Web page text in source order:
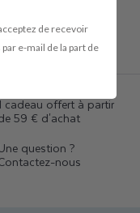
cadeau offert à partir
59 € d'achat
question ?
nous
de recevoir
e-mail de la part de